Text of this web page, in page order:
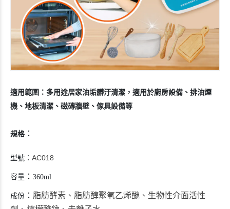
適用範圍：多用途居家油垢髒汙清潔，適用於廚房設備、排油煙
機、地板清潔、磁磚牆壁、傢具設備等
規格：
型號 ： AC018
容量 ： 360ml
成份 ： 脂肪酵素、脂肪醇聚氧乙烯醚、生物性介面活性